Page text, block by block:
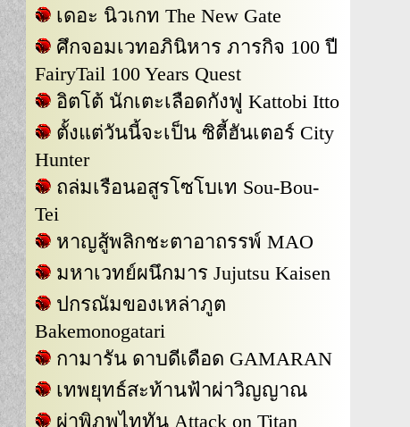
เดอะ นิวเกท The New Gate
ศึกจอมเวทอภินิหาร ภารกิจ 100 ปี
FairyTail 100 Years Quest
อิตโต้ นักเตะเลือดกังฟู Kattobi Itto
ตั้งแต่วันนี้จะเป็น ซิตี้ฮันเตอร์ City
Hunter
ถล่มเรือนอสูรโซโบเท Sou-Bou-
Tei
หาญสู้พลิกชะตาอาถรรพ์ MAO
มหาเวทย์ผนึกมาร Jujutsu Kaisen
ปกรณัมของเหล่าภูต
Bakemonogatari
กามารัน ดาบดีเดือด GAMARAN
เทพยุทธ์สะท้านฟ้าผ่าวิญญาณ
ผ่าพิภพไททัน Attack on Titan